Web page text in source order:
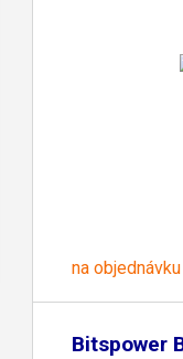
na objednávku
Bitspower